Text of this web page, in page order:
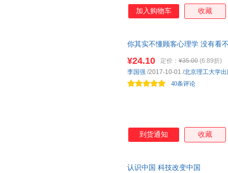
出神州飞船舱外，“玉兔号”月
前，中国还没有摆脱贫穷落后
给世界带来什么样的惊喜？我
加入购物车 收藏
你其实不懂顾客心理学 没有看
¥24.10 定价： ¥35.00 (6.89折)
40条评论
李国强 /2017-10-01 /北京理工大学
到货通知 收藏
认识中国 科技改变中国